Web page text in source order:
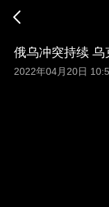
俄乌冲突持续 乌
2022年04月20日